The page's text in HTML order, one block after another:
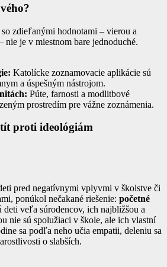
zdieľanými hodnotami – vierou a
je v miestnom bare jednoduché.
Katolícke zoznamovacie aplikácie sú
a úspešným nástrojom.
Púte, farnosti a modlitbové
prostredím pre vážne zoznámenia.
proti ideológiám
pred negatívnymi vplyvmi v školstve či
ponúkol nečakané riešenie: početné
deti veľa súrodencov, ich najbližšou a
nie sú spolužiaci v škole, ale ich vlastní
sa podľa neho učia empatii, deleniu sa
o slabších.